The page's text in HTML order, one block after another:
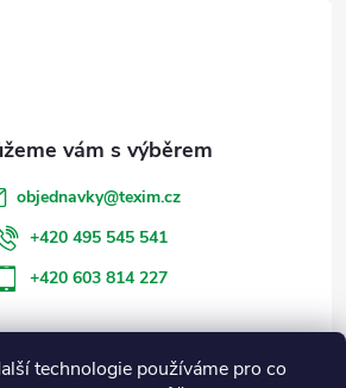
technologie používáme pro co
objednavky@texim.cz
+420 495 545 541
+420 603 814 227